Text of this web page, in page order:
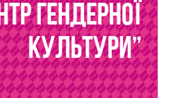
гендерної
культури”